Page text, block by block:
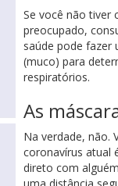
Se você não tiver
preocupado,
saúde pode fazer
(muco) para
respiratórios.
As
Na verdade, não.
coronavírus atual
direto com